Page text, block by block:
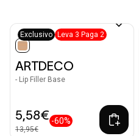
Exclusivo Leva 3 Paga 2
selected
ARTDECO
- Lip Filler Base
5,58€
13,95€
-60%